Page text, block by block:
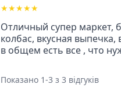
★★★★★
Отличный супер маркет,
колбас, вкусная
в общем есть все , что
Показано 1-3 з 3 відгуків